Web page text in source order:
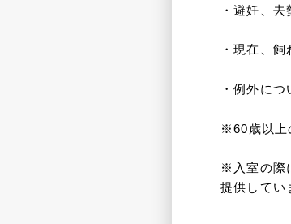
・避妊、
・現在、
・例外に
※60歳以上
※入室の際
提供してい